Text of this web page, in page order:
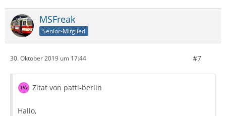
MSFreak
Senior-Mitglied
30. Oktober 2019 um 17:44 #7
Zitat von patti-berlin
Hallo,